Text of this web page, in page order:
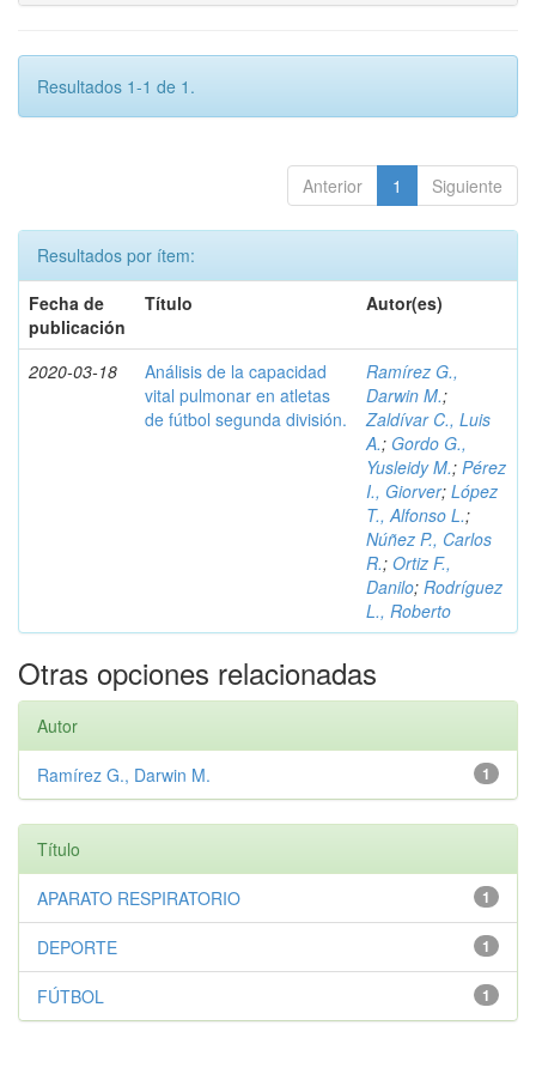
Resultados 1-1 de 1.
Anterior 1 Siguiente
Resultados por ítem:
Fecha de
publicación
Título Autor(es)
2020-03-18
Análisis de la capacidad
vital pulmonar en atletas
de fútbol segunda división.
Ramírez G.,
Darwin M.;
Zaldívar C., Luis
A.; Gordo G.,
Yusleidy M.; Pérez
I., Giorver; López
T., Alfonso L.;
Núñez P., Carlos
R.; Ortiz F.,
Danilo; Rodríguez
L., Roberto
Otras opciones relacionadas
Autor
1
Ramírez G., Darwin M.
Título
1
APARATO RESPIRATORIO
1
DEPORTE
1
FÚTBOL